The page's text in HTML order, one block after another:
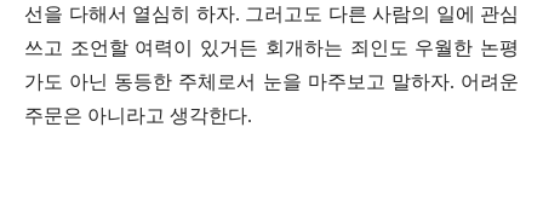
선을 다해서 열심히 하자. 그러고도 다른 사람의 일에 관심
쓰고 조언할 여력이 있거든 회개하는 죄인도 우월한 논평
가도 아닌 동등한 주체로서 눈을 마주보고 말하자. 어려운
주문은 아니라고 생각한다.